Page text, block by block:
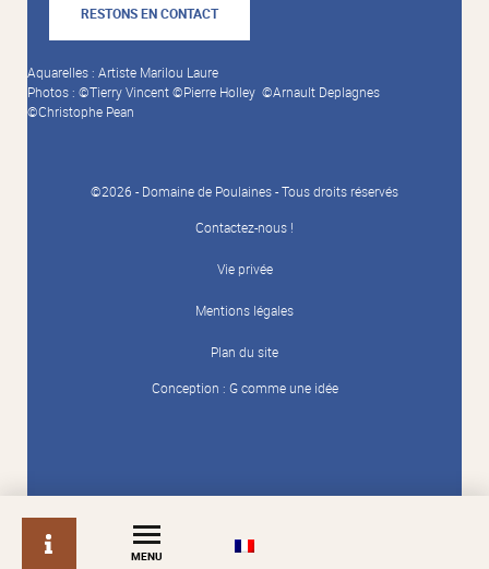
info
MENU
RESTONS EN CONTACT
Aquarelles : Artiste Marilou Laure
Photos : ©Tierry Vincent ©Pierre Holley ©Arnault Deplagnes
©Christophe Pean
©2026 - Domaine de Poulaines - Tous droits réservés
Contactez-nous !
Vie privée
Mentions légales
Plan du site
Conception : G comme une idée